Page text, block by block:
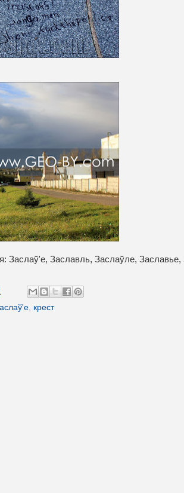
Заслаў'е, Заславль, Заслаўле, Заславье,
крест